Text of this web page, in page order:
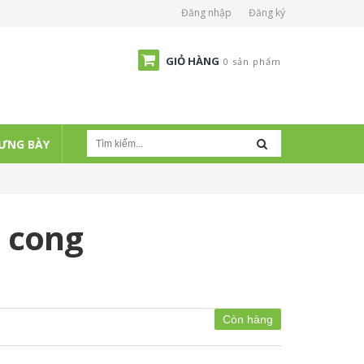
Đăng nhập Đăng ký
GIỎ HÀNG 0 sản phẩm
BÀY
Còn hàng